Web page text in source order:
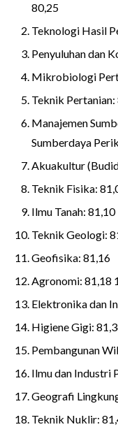
80,25
Teknologi Hasil
Penyuluhan dan
Mikrobiologi
Teknik Pertanian:
Manajemen
Sumberdaya
Akuakultur
Teknik Fisika:
Ilmu Tanah: 81,10
Teknik Geologi:
Geofisika: 81,16
Agronomi: 81,18
Elektronika dan
Higiene Gigi:
Pembangunan
Ilmu dan Industri
Geografi
Teknik Nuklir: